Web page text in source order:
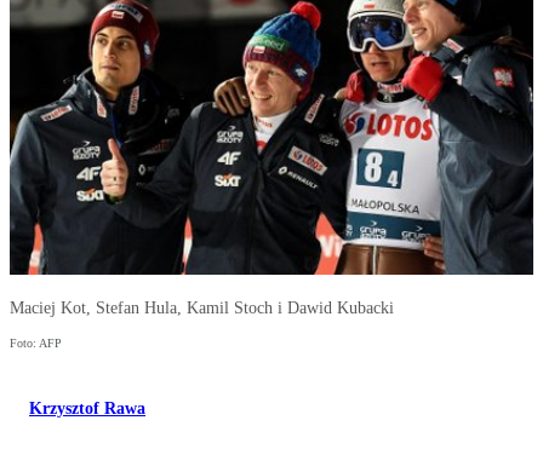
Maciej Kot, Stefan Hula, Kamil Stoch i Dawid Kubacki
Foto: AFP
Krzysztof Rawa